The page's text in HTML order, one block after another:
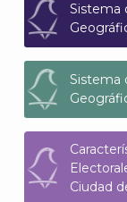
Sistema
Sistema
Ciudad